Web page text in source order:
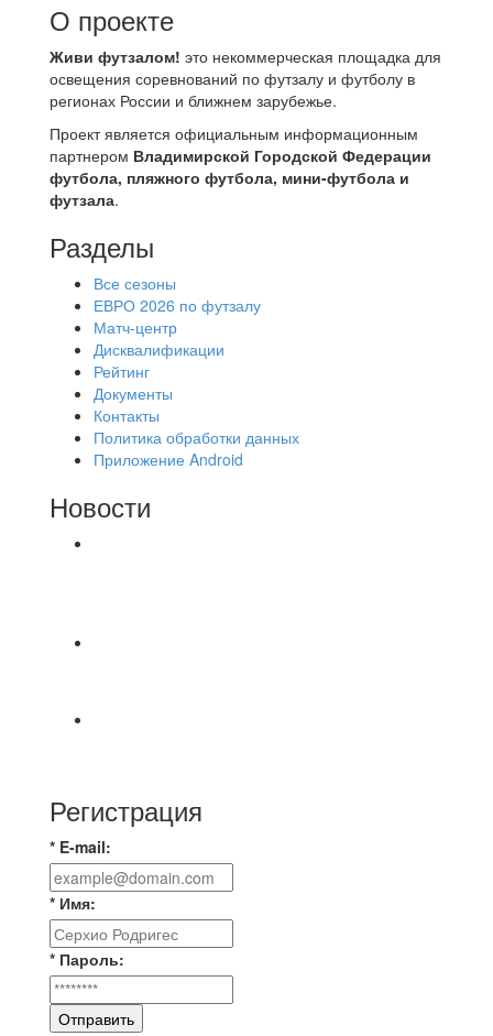
О проекте
Живи футзалом! это некоммерческая площадка для
освещения соревнований по футзалу и футболу в
регионах России и ближнем зарубежье.
Проект является официальным информационным
партнером Владимирской Городской Федерации
футбола, пляжного футбола, мини-футбола и
футзала.
Разделы
Все сезоны
ЕВРО 2026 по футзалу
Матч-центр
Дисквалификации
Рейтинг
Документы
Контакты
Политика обработки данных
Приложение Android
Новости
Регистрация
* E-mail:
* Имя:
* Пароль:
Отправить